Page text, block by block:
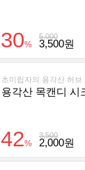
5,000
30% 3,500원
용각산 목캔디 시
3,500
42% 2,000원